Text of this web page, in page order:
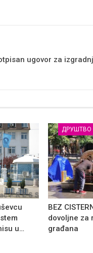
ugovor za
u…
ДРУШТВО
BEZ
dovoljne za
građana